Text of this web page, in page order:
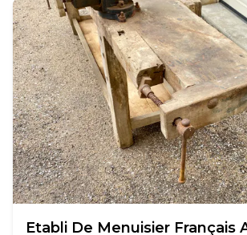
Etabli De Menuisier Français